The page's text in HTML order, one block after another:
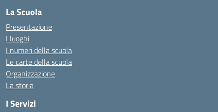
La Scuola
Presentazione
I luoghi
I numeri della scuola
Le carte della scuola
Organizzazione
La storia
I Servizi